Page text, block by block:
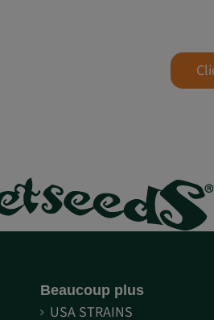
Beaucoup plus
USA STRAINS